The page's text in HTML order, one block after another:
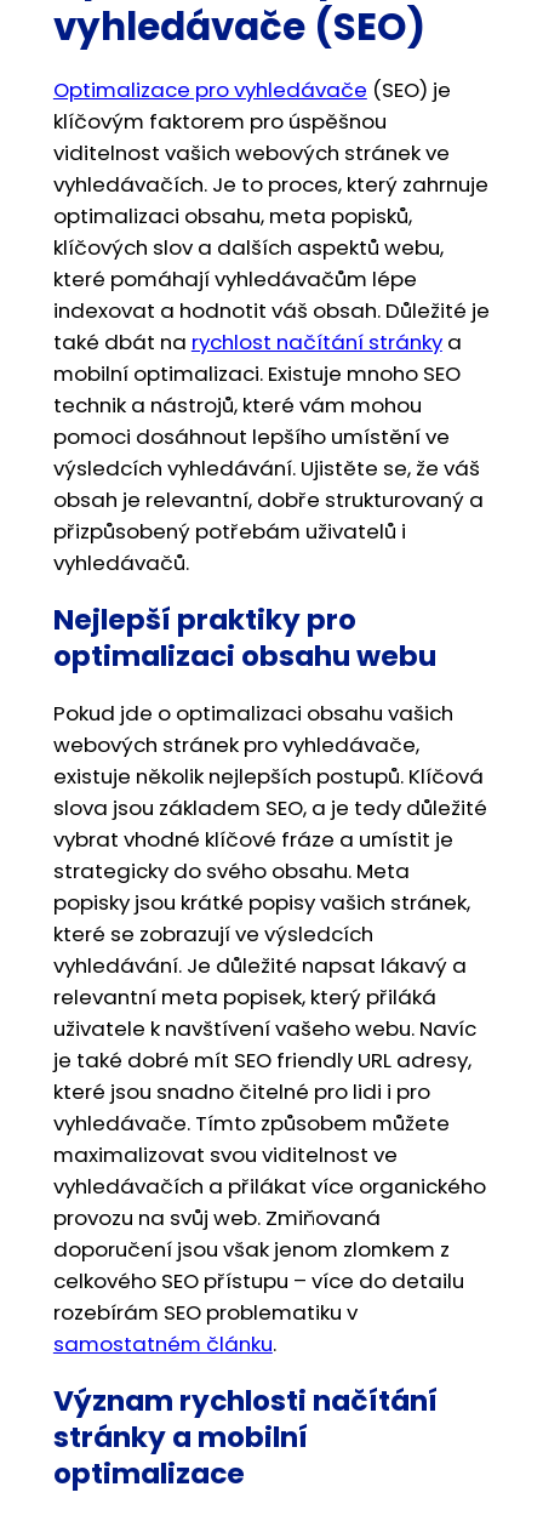
vyhledávače (SEO)
Optimalizace pro vyhledávače (SEO) je
klíčovým faktorem pro úspěšnou
viditelnost vašich webových stránek ve
vyhledávačích. Je to proces, který zahrnuje
optimalizaci obsahu, meta popisků,
klíčových slov a dalších aspektů webu,
které pomáhají vyhledávačům lépe
indexovat a hodnotit váš obsah. Důležité je
také dbát na rychlost načítání stránkya
mobilní optimalizaci. Existuje mnoho SEO
technik a nástrojů, které vám mohou
pomoci dosáhnout lepšího umístění ve
výsledcích vyhledávání. Ujistěte se, že váš
obsah je relevantní, dobře strukturovaný a
přizpůsobený potřebám uživatelů i
vyhledávačů.
Nejlepší praktiky pro
optimalizaci obsahu webu
Pokud jde o optimalizaci obsahu vašich
webových stránek pro vyhledávače,
existuje několik nejlepších postupů. Klíčová
slova jsou základem SEO, a je tedy důležité
vybrat vhodné klíčové fráze a umístit je
strategicky do svého obsahu. Meta
popisky jsou krátké popisy vašich stránek,
které se zobrazují ve výsledcích
vyhledávání. Je důležité napsat lákavý a
relevantní meta popisek, který přiláká
uživatele k navštívení vašeho webu. Navíc
je také dobré mít SEO friendly URL adresy,
které jsou snadno čitelné pro lidi i pro
vyhledávače. Tímto způsobem můžete
maximalizovat svou viditelnost ve
vyhledávačích a přilákat více organického
provozu na svůj web. Zmiňovaná
doporučení jsou však jenom zlomkem z
celkového SEO přístupu – více do detailu
rozebírám SEO problematiku v
samostatném článku.
Význam rychlosti načítání
stránky a mobilní
optimalizace